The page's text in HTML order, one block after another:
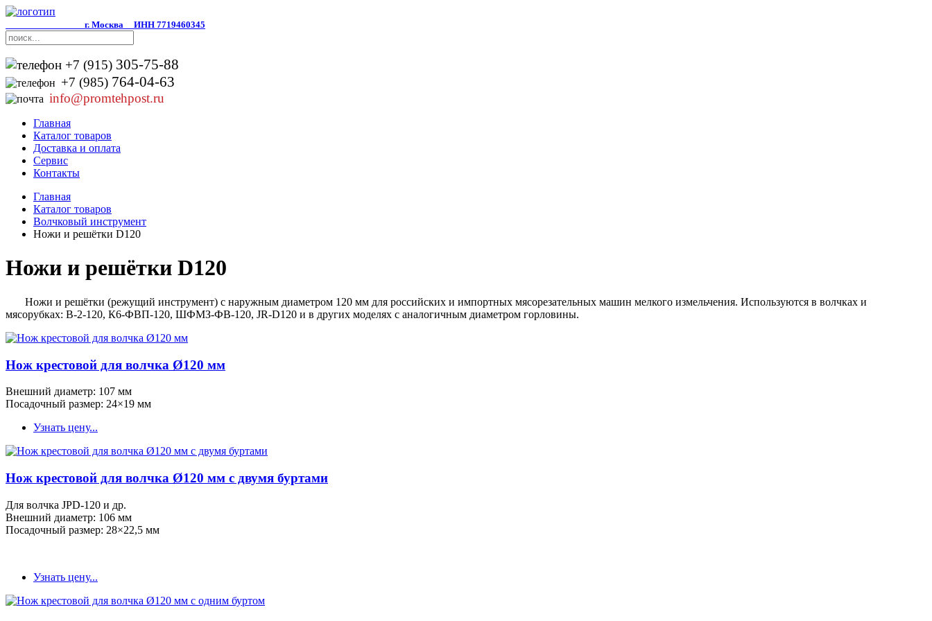
г. Москва ИНН 7719460345
+7 (915) 305-75-88
+7 (985) 764-04-63
info@promtehpost.ru
Главная
Каталог товаров
Доставка и оплата
Сервис
Контакты
Главная
Каталог товаров
Волчковый инструмент
Ножи и решётки D120
Ножи и решётки D120
Ножи и решётки (режущий инструмент) с наружным диаметром 120 мм для российских и импортных мясорезательных машин мелкого измельчения. Используются в волчках и
мясорубках: В-2-120, К6-ФВП-120, ШФМЗ-ФВ-120, JR-D120 и в других моделях с аналогичным диаметром горловины.
Нож крестовой для волчка Ø120 мм
Внешний диаметр: 107 мм
Посадочный размер: 24×19 мм
Узнать цену...
Нож крестовой для волчка Ø120 мм с двумя буртами
Для волчка JPD-120 и др.
Внешний диаметр: 106 мм
Посадочный размер: 28×22,5 мм
Узнать цену...